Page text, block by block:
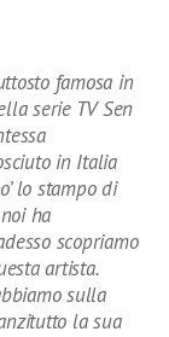
famosa in
serie TV Sen
in Italia
lo stampo di
ha
scopriamo
artista.
sulla
la sua